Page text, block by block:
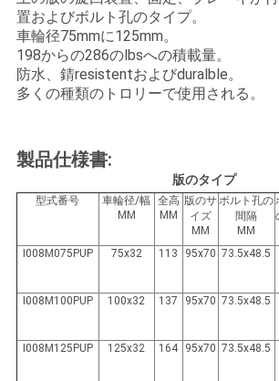
絡
し
な
い
用
を
要
置およびボルト孔のタイプ。
車輪径75mmに125mm。
198からの286のlbsへの積載量。
防水、錆resistentおよびduralble。
多くの種類のトロリーで使用される。
製品仕様書:
版のタイプ
型式番号
車輪径/幅
MM
全高
MM
版のサ
イズ
MM
ボルト孔の
間隔
MM
I008M075PUP
75x32 113 95x70 73.5x48.5
I008M100PUP 100x32 137 95x70 73.5x48.5
I008M125PUP 125x32 164 95x70 73.5x48.5